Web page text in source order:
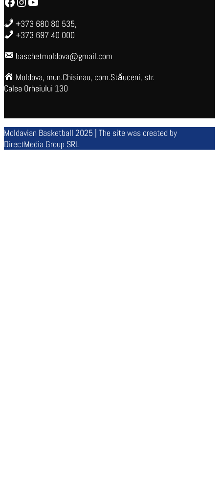
+373 680 80 535,
+373 697 40 000
baschetmoldova@gmail.com
Moldova, mun.Chisinau, com.Stăuceni, str.
Calea Orheiului 130
Moldavian Basketball 2025 | The site was created by
DirectMedia Group SRL